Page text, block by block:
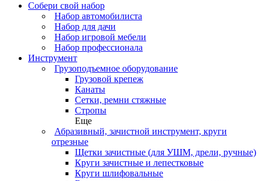
Собери свой набор
Набор автомобилиста
Набор для дачи
Набор игровой мебели
Набор профессионала
Инструмент
Грузоподъемное оборудование
Грузовой крепеж
Канаты
Сетки, ремни стяжные
Стропы
Еще
Абразивный, зачистной инструмент, круги
отрезные
Щетки зачистные (для УШМ, дрели, ручные)
Круги зачистные и лепестковые
Круги шлифовальные